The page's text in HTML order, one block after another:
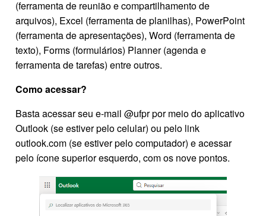
(ferramenta de reunião e compartilhamento de
arquivos), Excel (ferramenta de planilhas), PowerPoint
(ferramenta de apresentações), Word (ferramenta de
texto), Forms (formulários) Planner (agenda e
ferramenta de tarefas) entre outros.
Como acessar?
Basta acessar seu e-mail @ufpr por meio do aplicativo
Outlook (se estiver pelo celular) ou pelo link
outlook.com (se estiver pelo computador) e acessar
pelo ícone superior esquerdo, com os nove pontos.